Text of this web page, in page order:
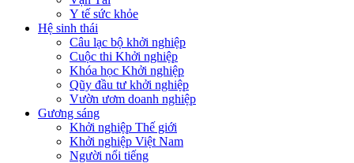
Y tế sức khỏe
Hệ sinh thái
Câu lạc bộ khởi nghiệp
Cuộc thi Khởi nghiệp
Khóa học Khởi nghiệp
Qũy đầu tư khởi nghiệp
Vườn ươm doanh nghiệp
Gương sáng
Khởi nghiệp Thế giới
Khởi nghiệp Việt Nam
Người nổi tiếng